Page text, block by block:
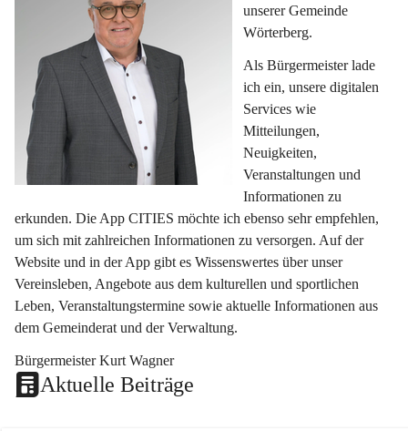
unserer Gemeinde
Wörterberg.
Als Bürgermeister lade
ich ein, unsere digitalen
Services wie
Mitteilungen,
Neuigkeiten,
Veranstaltungen und
Informationen zu
erkunden. Die App CITIES möchte ich ebenso sehr empfehlen,
um sich mit zahlreichen Informationen zu versorgen. Auf der
Website und in der App gibt es Wissenswertes über unser
Vereinsleben, Angebote aus dem kulturellen und sportlichen
Leben, Veranstaltungstermine sowie aktuelle Informationen aus
dem Gemeinderat und der Verwaltung.
Bürgermeister Kurt Wagner
Aktuelle Beiträge